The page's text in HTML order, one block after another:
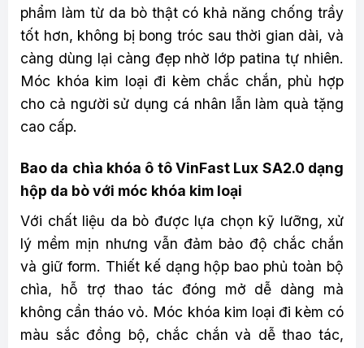
phẩm làm từ da bò thật có khả năng chống trầy
tốt hơn, không bị bong tróc sau thời gian dài, và
càng dùng lại càng đẹp nhờ lớp patina tự nhiên.
Móc khóa kim loại đi kèm chắc chắn, phù hợp
cho cả người sử dụng cá nhân lẫn làm quà tặng
cao cấp.
Bao da chìa khóa ô tô VinFast Lux SA2.0 dạng
hộp da bò với móc khóa kim loại
Với chất liệu da bò được lựa chọn kỹ lưỡng, xử
lý mềm mịn nhưng vẫn đảm bảo độ chắc chắn
và giữ form. Thiết kế dạng hộp bao phủ toàn bộ
chìa, hỗ trợ thao tác đóng mở dễ dàng mà
không cần tháo vỏ. Móc khóa kim loại đi kèm có
màu sắc đồng bộ, chắc chắn và dễ thao tác,